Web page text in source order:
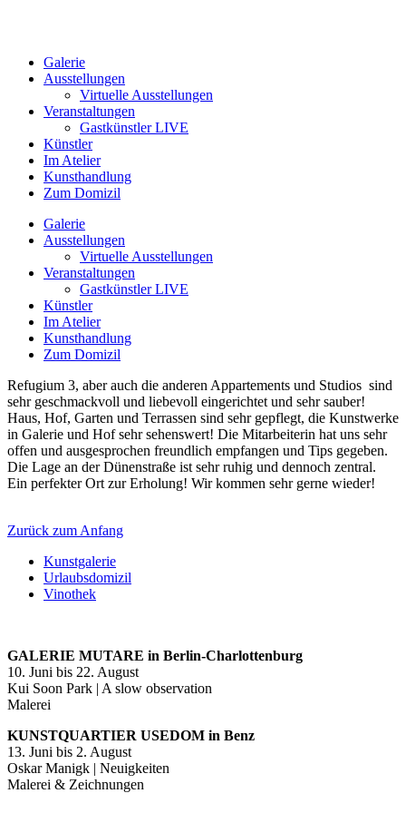
Galerie
Ausstellungen
Virtuelle Ausstellungen
Veranstaltungen
Gastkünstler LIVE
Künstler
Im Atelier
Kunsthandlung
Zum Domizil
Galerie
Ausstellungen
Virtuelle Ausstellungen
Veranstaltungen
Gastkünstler LIVE
Künstler
Im Atelier
Kunsthandlung
Zum Domizil
Refugium 3, aber auch die anderen Appartements und Studios sind
sehr geschmackvoll und liebevoll eingerichtet und sehr sauber!
Haus, Hof, Garten und Terrassen sind sehr gepflegt, die Kunstwerke
in Galerie und Hof sehr sehenswert! Die Mitarbeiterin hat uns sehr
offen und ausgesprochen freundlich empfangen und Tips gegeben.
Die Lage an der Dünenstraße ist sehr ruhig und dennoch zentral.
Ein perfekter Ort zur Erholung! Wir kommen sehr gerne wieder!
Zurück zum Anfang
Kunstgalerie
Urlaubsdomizil
Vinothek
GALERIE MUTARE in Berlin-Charlottenburg
10. Juni bis 22. August
Kui Soon Park | A slow observation
Malerei
KUNSTQUARTIER USEDOM in Benz
13. Juni bis 2. August
Oskar Manigk | Neuigkeiten
Malerei & Zeichnungen